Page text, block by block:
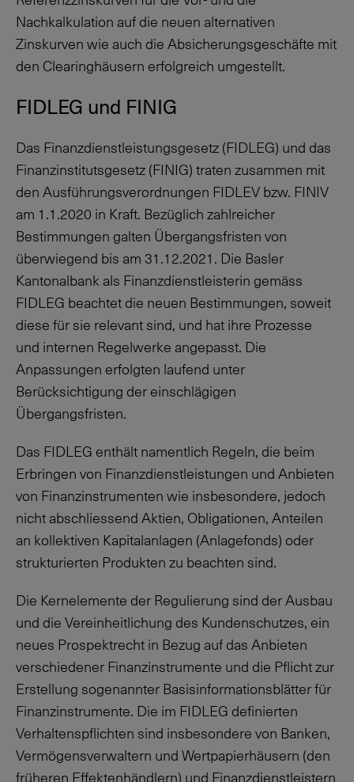
Nachkalkulation auf die neuen alternativen
Zinskurven wie auch die Absicherungsgeschäfte mit
den Clearinghäusern erfolgreich umgestellt.
FIDLEG und FINIG
Das Finanzdienstleistungsgesetz (FIDLEG) und das
Finanzinstitutsgesetz (FINIG) traten zusammen mit
den Ausführungsverordnungen FIDLEV bzw. FINIV
am 1.1.2020 in Kraft. Bezüglich zahlreicher
Bestimmungen galten Übergangsfristen von
überwiegend bis am 31.12.2021 . Die Basler
Kantonalbank als Finanzdienstleisterin gemäss
FIDLEG beachtet die neuen Bestimmungen, soweit
diese für sie relevant sind, und hat ihre Prozesse
und internen Regelwerke angepasst. Die
Anpassungen erfolgten laufend unter
Berücksichtigung der einschlägigen
Übergangsfristen.
Das FIDLEG enthält namentlich Regeln, die beim
Erbringen von Finanzdienstleistungen und Anbieten
von Finanzinstrumenten wie insbesondere, jedoch
nicht abschliessend Aktien, Obligationen, Anteilen
an kollektiven Kapitalanlagen (Anlagefonds) oder
strukturierten Produkten zu beachten sind.
Die Kernelemente der Regulierung sind der Ausbau
und die Vereinheitlichung des Kundenschutzes, ein
neues Prospektrecht in Bezug auf das Anbieten
verschiedener Finanzinstrumente und die Pflicht zur
Erstellung sogenannter Basisinformationsblätter für
Finanzinstrumente. Die im FIDLEG definierten
Verhaltenspflichten sind insbesondere von Banken,
Vermögensverwaltern und Wertpapierhäusern (den
früheren Effektenhändlern) und Finanzdienstleistern